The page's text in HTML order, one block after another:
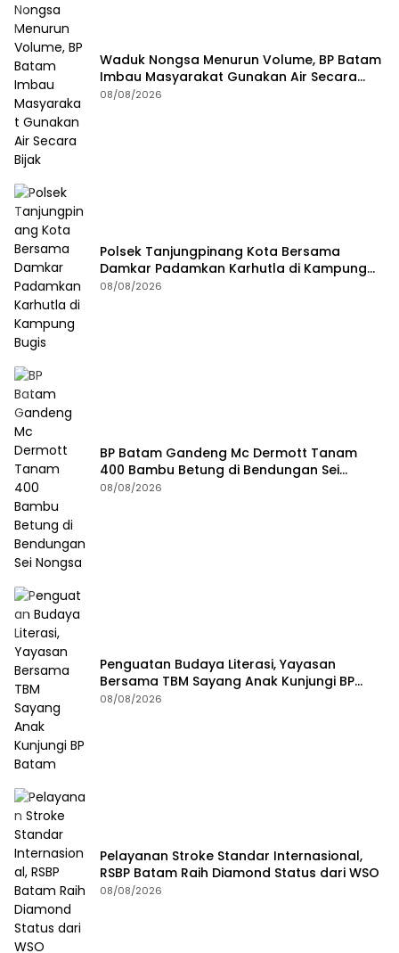
Waduk Nongsa Menurun Volume, BP Batam
Imbau Masyarakat Gunakan Air Secara
Bijak
08/08/2026
Polsek Tanjungpinang Kota Bersama
Damkar Padamkan Karhutla di Kampung
Bugis
08/08/2026
BP Batam Gandeng Mc Dermott Tanam
400 Bambu Betung di Bendungan Sei
Nongsa
08/08/2026
Penguatan Budaya Literasi, Yayasan
Bersama TBM Sayang Anak Kunjungi BP
Batam
08/08/2026
Pelayanan Stroke Standar Internasional,
RSBP Batam Raih Diamond Status dari WSO
08/08/2026